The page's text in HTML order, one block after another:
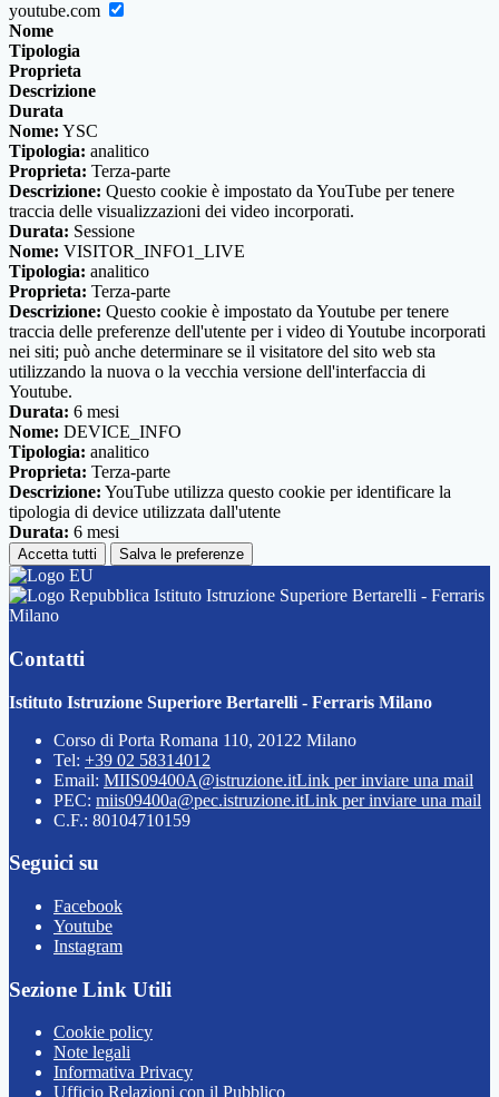
youtube.com
Nome
Tipologia
Proprieta
Descrizione
Durata
Nome: YSC
Tipologia: analitico
Proprieta: Terza-parte
Descrizione: Questo cookie è impostato da YouTube per tenere
traccia delle visualizzazioni dei video incorporati.
Durata: Sessione
Nome: VISITOR_INFO1_LIVE
Tipologia: analitico
Proprieta: Terza-parte
Descrizione: Questo cookie è impostato da Youtube per tenere
traccia delle preferenze dell'utente per i video di Youtube incorporati
nei siti; può anche determinare se il visitatore del sito web sta
utilizzando la nuova o la vecchia versione dell'interfaccia di
Youtube.
Durata: 6 mesi
Nome: DEVICE_INFO
Tipologia: analitico
Proprieta: Terza-parte
Descrizione: YouTube utilizza questo cookie per identificare la
tipologia di device utilizzata dall'utente
Durata: 6 mesi
Accetta tutti Salva le preferenze
Istituto Istruzione Superiore Bertarelli - Ferraris
Milano
Contatti
Istituto Istruzione Superiore Bertarelli - Ferraris Milano
Corso di Porta Romana 110, 20122 Milano
Tel: +39 02 58314012
Email: MIIS09400A@istruzione.itLink per inviare una mail
PEC: miis09400a@pec.istruzione.itLink per inviare una mail
C.F.: 80104710159
Seguici su
Facebook
Youtube
Instagram
Sezione Link Utili
Cookie policy
Note legali
Informativa Privacy
Ufficio Relazioni con il Pubblico